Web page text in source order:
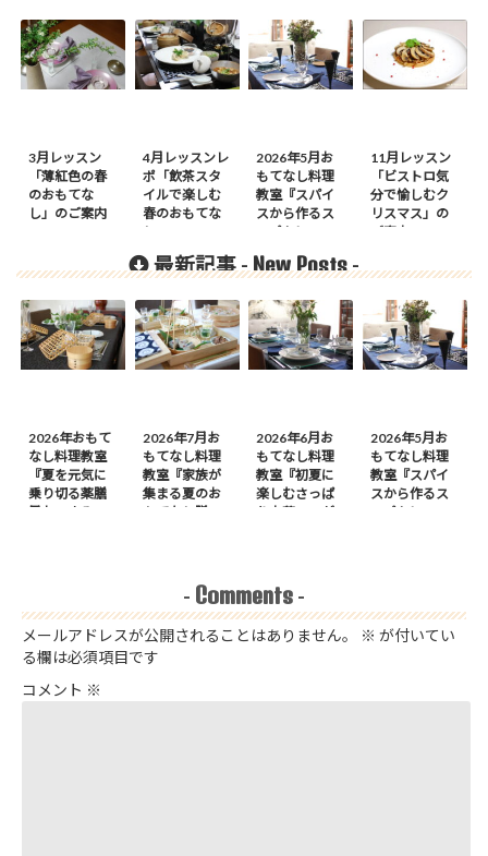
3月レッスン
「薄紅色の春
のおもてな
し」のご案内
4月レッスンレ
ポ「飲茶スタ
イルで楽しむ
春のおもてな
し」
2026年5月お
もてなし料理
教室『スパイ
スから作るス
ープカレーの
11月レッスン
「ビストロ気
分で愉しむク
リスマス」の
ご案内
最新記事 -New Posts-
2026年おもて
なし料理教室
『夏を元気に
乗り切る薬膳
風おつまみ
2026年7月お
もてなし料理
教室『家族が
集まる夏のお
もてなし膳』
2026年6月お
もてなし料理
教室『初夏に
楽しむさっぱ
り中華』のが
2026年5月お
もてなし料理
教室『スパイ
スから作るス
ープカレーの
- Comments -
メールアドレスが公開されることはありません。 ※ が付いてい
る欄は必須項目です
コメント ※